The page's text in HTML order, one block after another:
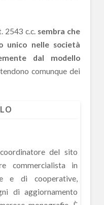
2543 c.c. sembra che
unico nelle società
dal modello
comunque dei
del sito
commercialista in
e di cooperative,
di aggiornamento